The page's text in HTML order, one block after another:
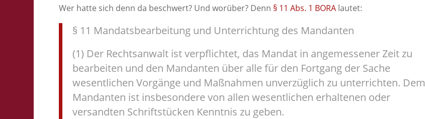
Wer hatte sich denn da beschwert? Und worüber? Denn § 11 Abs. 1 BORA lautet:
§ 11 Mandatsbearbeitung und Unterrichtung des Mandanten
(1) Der Rechtsanwalt ist verpflichtet, das Mandat in angemessener Zeit zu
bearbeiten und den Mandanten über alle für den Fortgang der Sache
wesentlichen Vorgänge und Maßnahmen unverzüglich zu unterrichten. Dem
Mandanten ist insbesondere von allen wesentlichen erhaltenen oder
versandten Schriftstücken Kenntnis zu geben.